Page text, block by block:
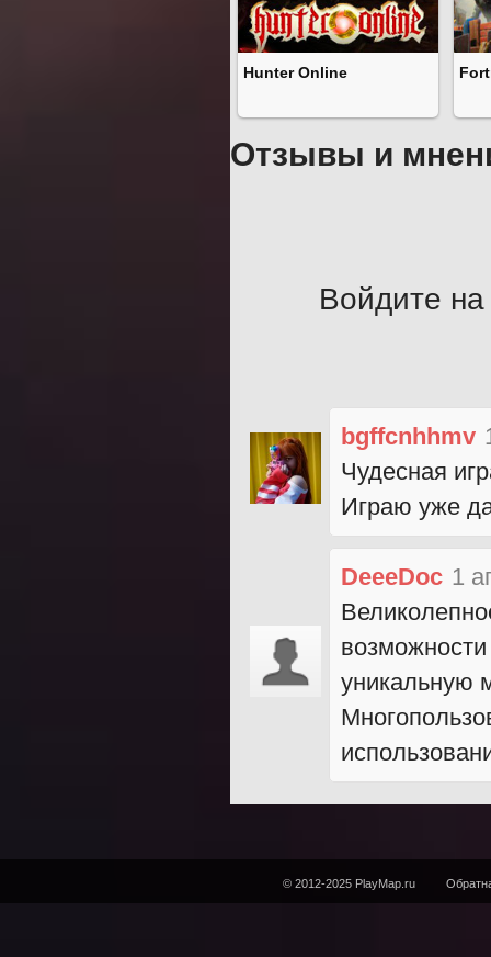
Hunter Online
Отзывы и
Войдите на
bgffcnhhmv
Чудесная
Играю уже
DeeeDoc 1
уникальную
© 2012-2025 PlayMap.ru